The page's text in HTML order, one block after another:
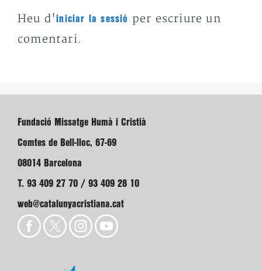
Heu d'iniciar la sessió
per escriure un
comentari.
Fundació Missatge Humà i Cristià
Comtes de Bell-lloc, 67-69
08014 Barcelona
T. 93 409 27 70 / 93 409 28 10
web@catalunyacristiana.cat